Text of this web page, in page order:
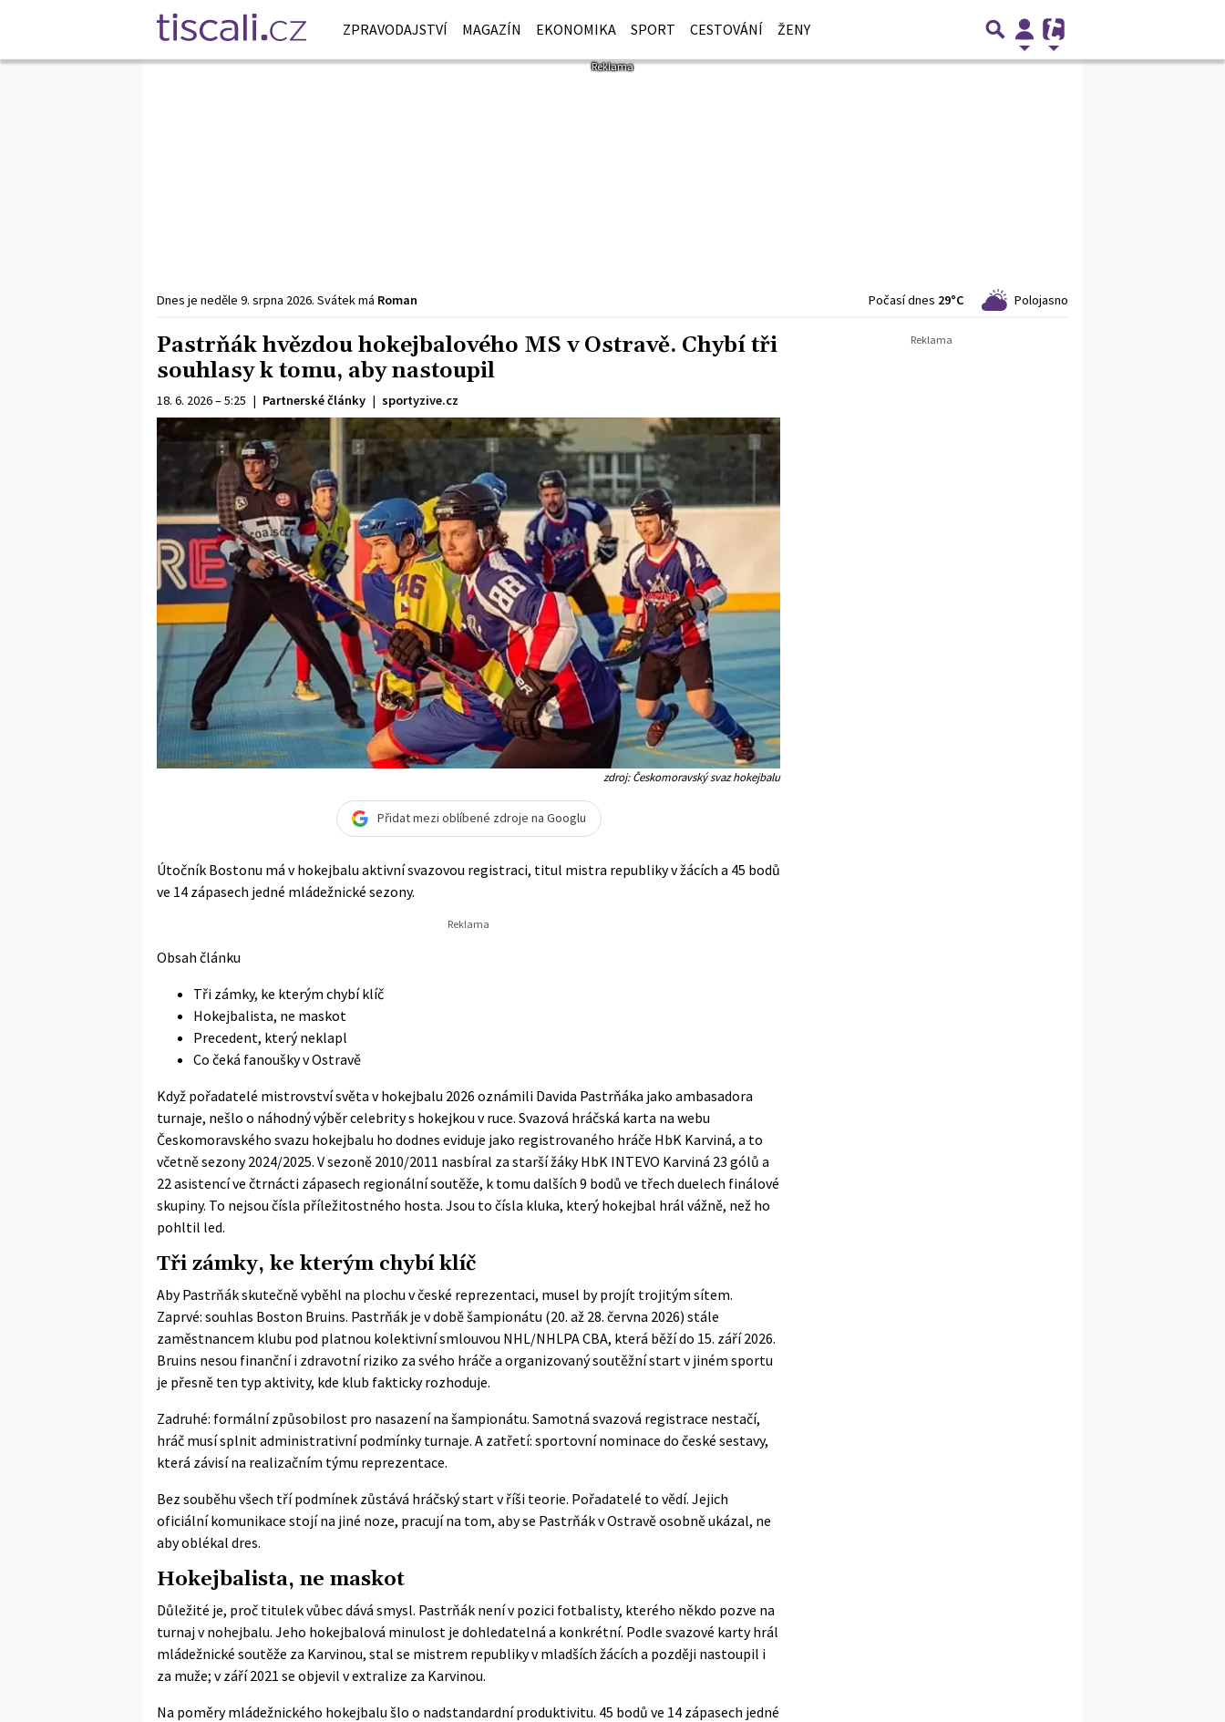
ZPRAVODAJSTVÍ MAGAZÍN EKONOMIKA SPORT CESTOVÁNÍ ŽENY
Dnes je neděle 9. srpna 2026. Svátek má Roman Počasí dnes 29°C Polojasno
Pastrňák hvězdou hokejbalového MS v Ostravě. Chybí tři
souhlasy k tomu, aby nastoupil
18. 6. 2026 – 5:25 | Partnerské články | sportyzive.cz
zdroj: Českomoravský svaz hokejbalu
Přidat mezi oblíbené zdroje na Googlu
Útočník Bostonu má v hokejbalu aktivní svazovou registraci, titul mistra republiky v žácích a 45 bodů
ve 14 zápasech jedné mládežnické sezony.
Obsah článku
Tři zámky, ke kterým chybí klíč
Hokejbalista, ne maskot
Precedent, který neklapl
Co čeká fanoušky v Ostravě
Když pořadatelé mistrovství světa v hokejbalu 2026 oznámili Davida Pastrňáka jako ambasadora
turnaje, nešlo o náhodný výběr celebrity s hokejkou v ruce. Svazová hráčská karta na webu
Českomoravského svazu hokejbalu ho dodnes eviduje jako registrovaného hráče HbK Karviná, a to
včetně sezony 2024/2025. V sezoně 2010/2011 nasbíral za starší žáky HbK INTEVO Karviná 23 gólů a
22 asistencí ve čtrnácti zápasech regionální soutěže, k tomu dalších 9 bodů ve třech duelech finálové
skupiny. To nejsou čísla příležitostného hosta. Jsou to čísla kluka, který hokejbal hrál vážně, než ho
pohltil led.
Tři zámky, ke kterým chybí klíč
Aby Pastrňák skutečně vyběhl na plochu v české reprezentaci, musel by projít trojitým sítem.
Zaprvé: souhlas Boston Bruins. Pastrňák je v době šampionátu (20. až 28. června 2026) stále
zaměstnancem klubu pod platnou kolektivní smlouvou NHL/NHLPA CBA, která běží do 15. září 2026.
Bruins nesou finanční i zdravotní riziko za svého hráče a organizovaný soutěžní start v jiném sportu
je přesně ten typ aktivity, kde klub fakticky rozhoduje.
Zadruhé: formální způsobilost pro nasazení na šampionátu. Samotná svazová registrace nestačí,
hráč musí splnit administrativní podmínky turnaje. A zatřetí: sportovní nominace do české sestavy,
která závisí na realizačním týmu reprezentace.
Bez souběhu všech tří podmínek zůstává hráčský start v říši teorie. Pořadatelé to vědí. Jejich
oficiální komunikace stojí na jiné noze, pracují na tom, aby se Pastrňák v Ostravě osobně ukázal, ne
aby oblékal dres.
Hokejbalista, ne maskot
Důležité je, proč titulek vůbec dává smysl. Pastrňák není v pozici fotbalisty, kterého někdo pozve na
turnaj v nohejbalu. Jeho hokejbalová minulost je dohledatelná a konkrétní. Podle svazové kartyhrál
mládežnické soutěže za Karvinou, stal se mistrem republiky v mladších žácích a později nastoupil i
za muže; v září 2021 se objevil v extralize za Karvinou.
Na poměry mládežnického hokejbalu šlo o nadstandardní produktivitu. 45 bodů ve 14 zápasech jedné